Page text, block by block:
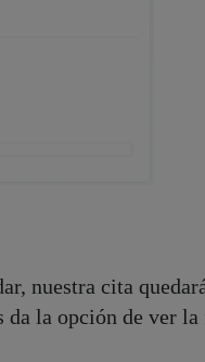
nuestra cita
da la opción de ver